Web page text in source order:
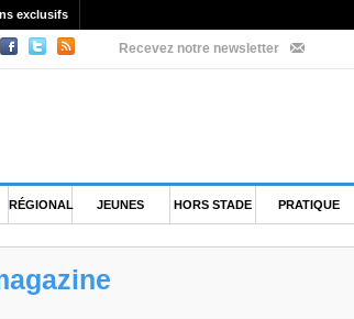
exclusifs
Recevez notre newsletter
RÉGIONAL JEUNES HORS STADE PRATIQUE